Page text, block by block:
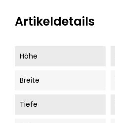
Artikeldetails
Höhe
Breite
Tiefe